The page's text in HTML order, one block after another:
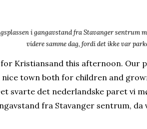
i gangavstand fra Stavanger sentrum
videre samme dag, fordi det ikke var
Kristiansand this afternoon. Our
nice town both for children and
svarte det nederlandske paret vi
fra Stavanger sentrum, da